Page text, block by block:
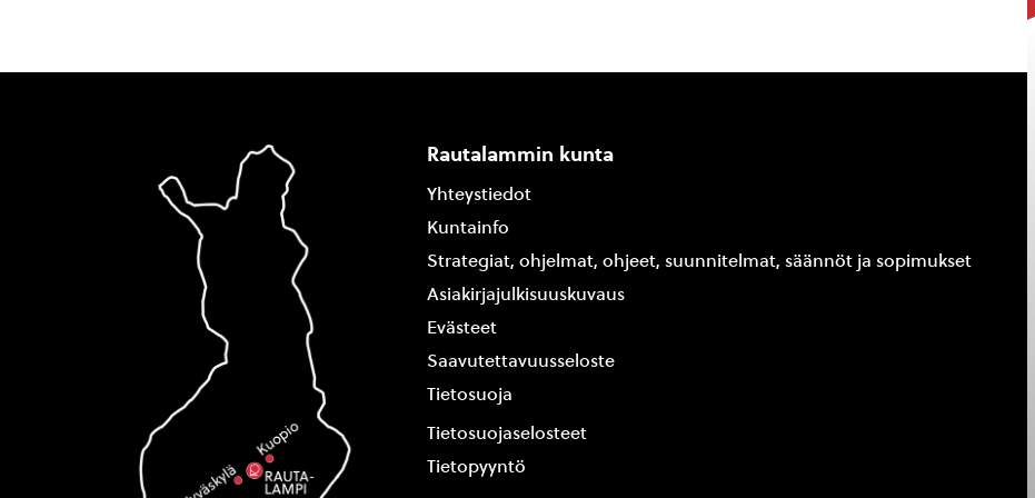
Rautalammin kunta
Yhteystiedot
Kuntainfo
Strategiat, ohjelmat, ohjeet, suunnitelmat, säännöt ja sopimukset
Asiakirjajulkisuuskuvaus
Evästeet
Saavutettavuusseloste
Tietosuoja
Tietosuojaselosteet
Tietopyyntö